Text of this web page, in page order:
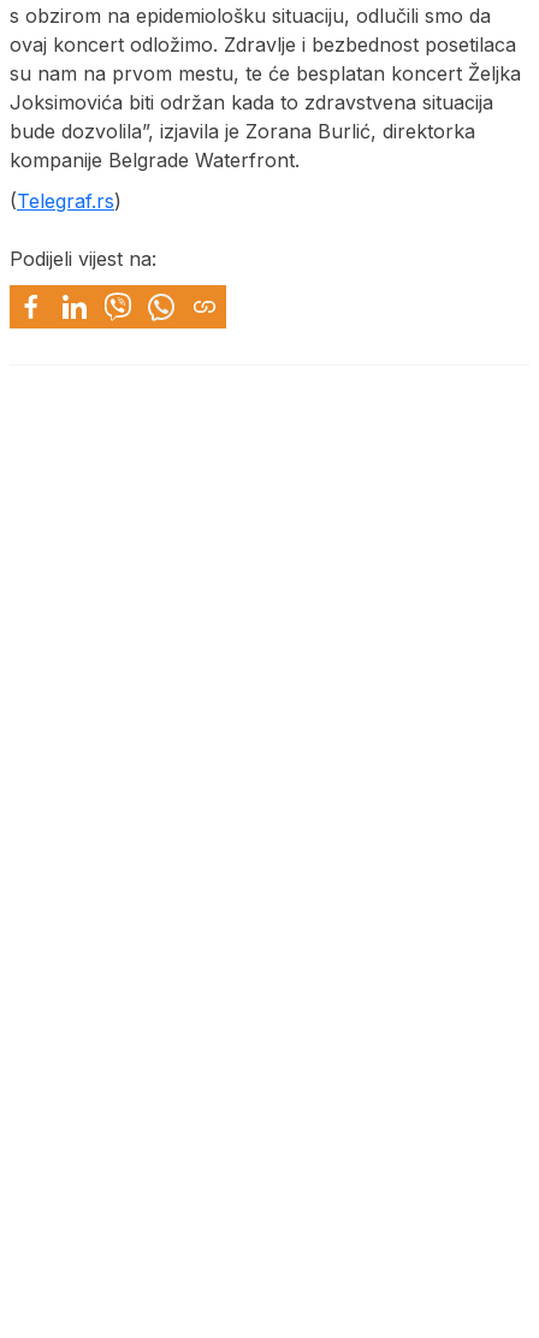
s obzirom na epidemiološku situaciju, odlučili smo da
ovaj koncert odložimo. Zdravlje i bezbednost posetilaca
su nam na prvom mestu, te će besplatan koncert Željka
Joksimovića biti održan kada to zdravstvena situacija
bude dozvolila”, izjavila je Zorana Burlić, direktorka
kompanije Belgrade Waterfront.
(Telegraf.rs)
Podijeli vijest na: